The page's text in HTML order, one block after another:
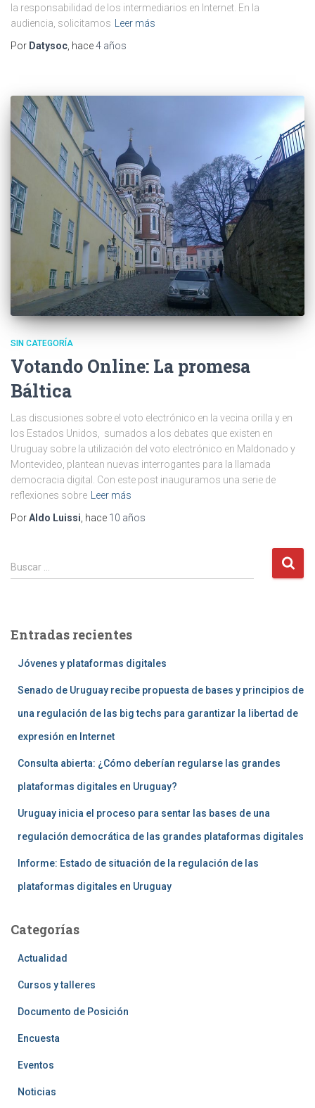
la responsabilidad de los intermediarios en Internet. En la
audiencia, solicitamos Leer más
Por Datysoc , hace4 años
SIN CATEGORÍA
Votando Online: La promesa
Báltica
Las discusiones sobre el voto electrónico en la vecina orilla y en
los Estados Unidos, sumados a los debates que existen en
Uruguay sobre la utilización del voto electrónico en Maldonado y
Montevideo, plantean nuevas interrogantes para la llamada
democracia digital. Con este post inauguramos una serie de
reflexiones sobre
Leer más
PorAldo Luissi , hace 10 años
B
u
r
Buscar …
Entradas recientes
Jóvenes y plataformas digitales
Senado de Uruguay recibe propuesta de bases y principios de
una regulación de las big techs para garantizar la libertad de
expresión en Internet
Consulta abierta: ¿Cómo deberían regularse las grandes
plataformas digitales en Uruguay?
Uruguay inicia el proceso para sentar las bases de una
regulación democrática de las grandes plataformas digitales
Informe: Estado de situación de la regulación de las
plataformas digitales en Uruguay
Categorías
Actualidad
Cursos y talleres
Documento de Posición
Encuesta
Eventos
Noticias